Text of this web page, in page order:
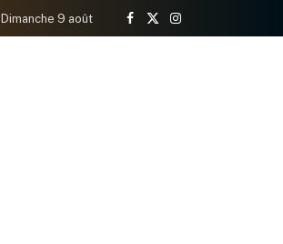
Dimanche 9 août
Facebook
X
Instagram